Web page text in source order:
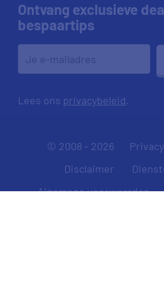
Ontvang exclusieve
bespaartips
Lees ons privacybeleid.
© 2008 - 2026 Privacy
Disclaimer
Algemene voorwaarden